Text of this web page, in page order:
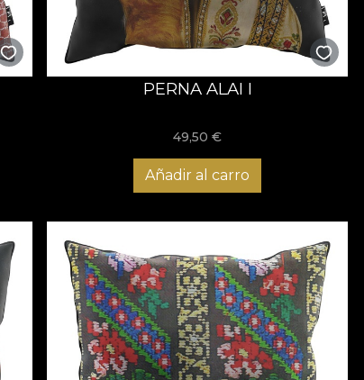
PERNA ALAI I
49,50€
Añadir al carro